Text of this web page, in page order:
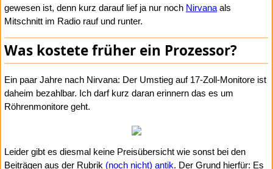
gewesen ist, denn kurz darauf lief ja nur noch Nirvana als
Mitschnitt im Radio rauf und runter.
Was kostete früher ein Prozessor?
Ein paar Jahre nach Nirvana: Der Umstieg auf 17-Zoll-Monitore ist
daheim bezahlbar. Ich darf kurz daran erinnern das es um
Röhrenmonitore geht.
Leider gibt es diesmal keine Preisübersicht wie sonst bei den
Beiträgen aus der Rubrik (noch nicht) antik. Der Grund hierfür: Es